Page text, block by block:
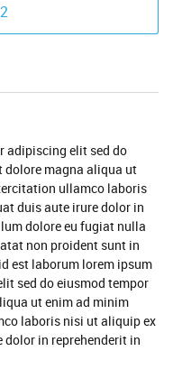
2
adipiscing elit sed do
dolore magna aliqua ut
ullamco laboris
duis aute irure dolor in
dolore eu fugiat nulla
non proident sunt in
est laborum lorem ipsum
sed do eiusmod tempor
ut enim ad minim
laboris nisi ut aliquip ex
dolor in reprehenderit in